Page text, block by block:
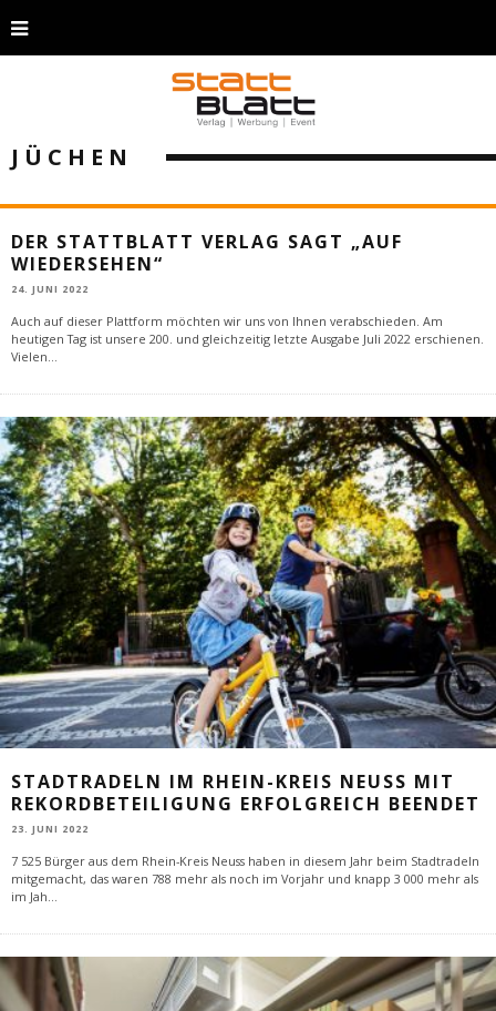
JÜCHEN
DER STATTBLATT VERLAG SAGT „AUF
WIEDERSEHEN“
24. JUNI 2022
Auch auf dieser Plattform möchten wir uns von Ihnen verabschieden. Am
heutigen Tag ist unsere 200. und gleichzeitig letzte Ausgabe Juli 2022 erschienen.
Vielen...
STADTRADELN IM RHEIN-KREIS NEUSS MIT
REKORDBETEILIGUNG ERFOLGREICH BEENDET
23. JUNI 2022
7 525 Bürger aus dem Rhein-Kreis Neuss haben in diesem Jahr beim Stadtradeln
mitgemacht, das waren 788 mehr als noch im Vorjahr und knapp 3 000 mehr als
im Jah